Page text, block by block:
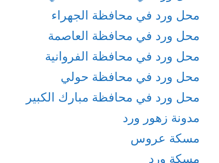
محل ورد في محافظة الجهراء
محل ورد في محافظة العاصمة
محل ورد في محافظة الفروانية
محل ورد في محافظة حولي
محل ورد في محافظة مبارك الكبير
مدونة زهور ورد
مسكة عروس
مسكة ورد